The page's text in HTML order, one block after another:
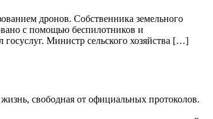
дронов. Собственника земельного
с помощью беспилотников и
Министр сельского хозяйства […]
свободная от официальных протоколов.